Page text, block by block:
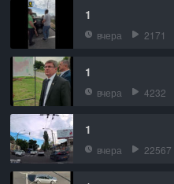
1
вчера 2171
1
вчера 4232
1
вчера 22567